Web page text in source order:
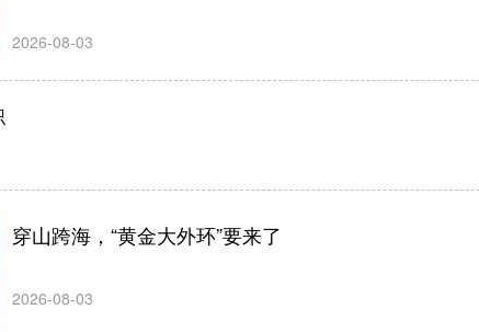
2026-08-03
穿山跨海，“黄金大外环”要来了
2026-08-03